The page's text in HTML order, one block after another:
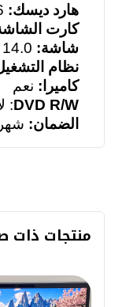
هارد ديسك:
كارت
شاشة:
نظام
كاميرا: نعم
DVD R/W
:
الضمان: شهر
منتجات ذات